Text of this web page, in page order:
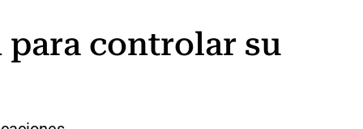
controlar su